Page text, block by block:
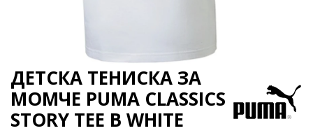
ДЕТСКА ТЕНИСКА ЗА
МОМЧЕ PUMA CLASSICS
STORY TEE B WHITE